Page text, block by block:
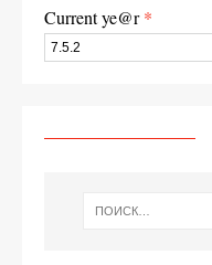
Current ye@r*